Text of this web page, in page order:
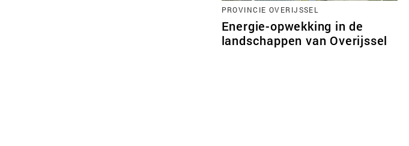
PROVINCIE OVERIJSSEL
Energie-opwekking in de
landschappen van Overijssel